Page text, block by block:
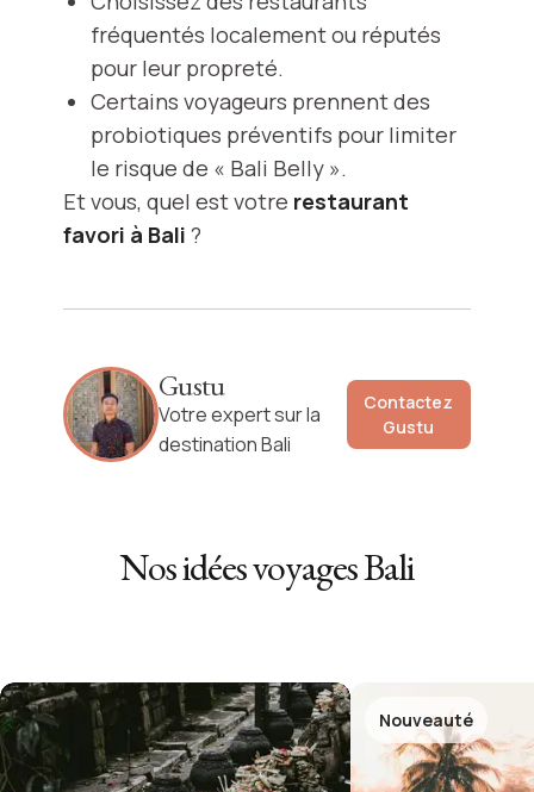
fréquentés localement ou réputés
pour leur propreté.
Certains voyageurs prennent des
probiotiques préventifs pour limiter
le risque de « Bali Belly ».
Et vous, quel est votre restaurant
favori à Bali ?
Gustu
Votre expert sur la
destination Bali
Contactez
Gustu
Nos idées voyagesBali
Nouveauté